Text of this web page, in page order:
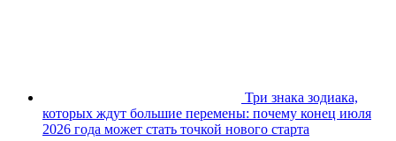
Три знака зодиака,
которых ждут большие перемены: почему конец июля
2026 года может стать точкой нового старта